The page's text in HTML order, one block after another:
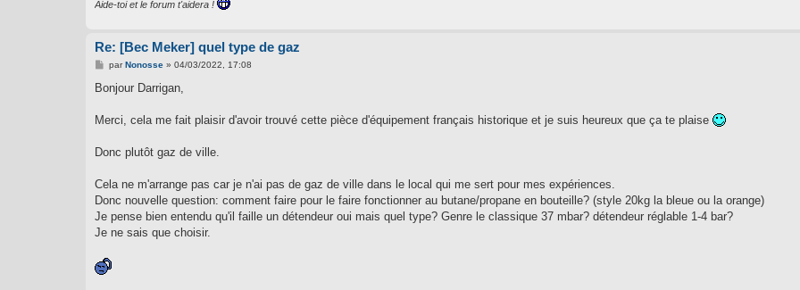
Aide-toi et le forum t'aidera !
Re: [Bec Meker] quel type de gaz
M
s
g
parNonosse» 04/03/2022, 17:08
Bonjour Darrigan,
Merci, cela me fait plaisir d'avoir trouvé cette pièce d'équipement français historique et je suis heureux que ça te plaise
Donc plutôt gaz de ville.
Cela ne m'arrange pas car je n'ai pas de gaz de ville dans le local qui me sert pour mes expériences.
Donc nouvelle question: comment faire pour le faire fonctionner au butane/propane en bouteille? (style 20kg la bleue ou la orange)
Je pense bien entendu qu'il faille un détendeur oui mais quel type? Genre le classique 37 mbar? détendeur réglable 1-4 bar?
Je ne sais que choisir.